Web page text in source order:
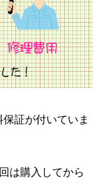
証が付いていま
は購入してから